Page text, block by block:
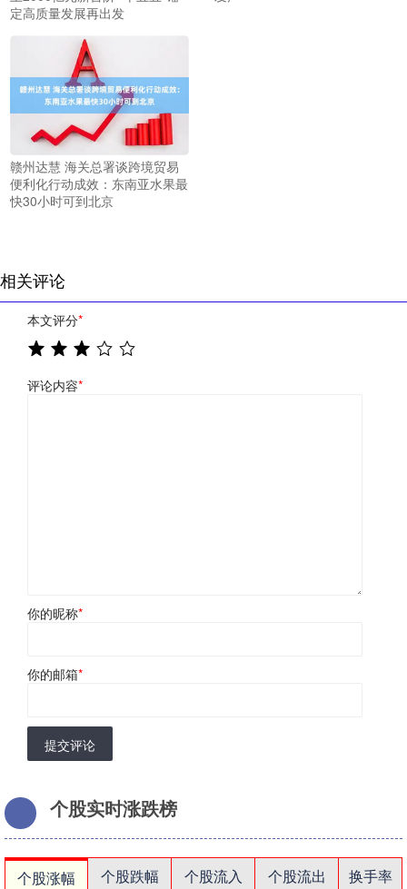
定高质量发展再出发
赣州达慧 海关总署谈跨境贸易
便利化行动成效：东南亚水果最
快30小时可到北京
相关评论
本文评分*
评论内容*
你的昵称*
你的邮箱*
提交评论
个股实时涨跌榜
个股涨幅 个股跌幅 个股流入 个股流出
换手率